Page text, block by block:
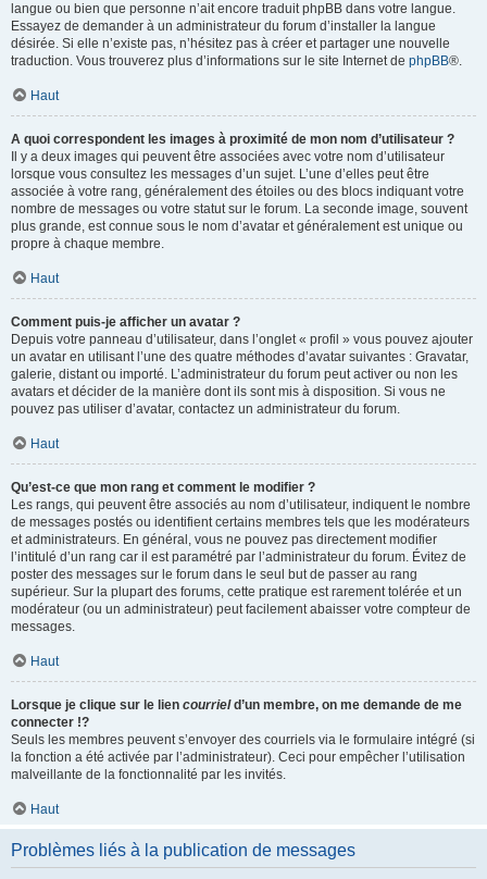
langue ou bien que personne n’ait encore traduit phpBB dans votre langue.
Essayez de demander à un administrateur du forum d’installer la langue
désirée. Si elle n’existe pas, n’hésitez pas à créer et partager une nouvelle
traduction. Vous trouverez plus d’informations sur le site Internet de phpBB®.
Haut
A quoi correspondent les images à proximité de mon nom d’utilisateur ?
Il y a deux images qui peuvent être associées avec votre nom d’utilisateur
lorsque vous consultez les messages d’un sujet. L’une d’elles peut être
associée à votre rang, généralement des étoiles ou des blocs indiquant votre
nombre de messages ou votre statut sur le forum. La seconde image, souvent
plus grande, est connue sous le nom d’avatar et généralement est unique ou
propre à chaque membre.
Haut
Comment puis-je afficher un avatar ?
Depuis votre panneau d’utilisateur, dans l’onglet « profil » vous pouvez ajouter
un avatar en utilisant l’une des quatre méthodes d’avatar suivantes : Gravatar,
galerie, distant ou importé. L’administrateur du forum peut activer ou non les
avatars et décider de la manière dont ils sont mis à disposition. Si vous ne
pouvez pas utiliser d’avatar, contactez un administrateur du forum.
Haut
Qu’est-ce que mon rang et comment le modifier ?
Les rangs, qui peuvent être associés au nom d’utilisateur, indiquent le nombre
de messages postés ou identifient certains membres tels que les modérateurs
et administrateurs. En général, vous ne pouvez pas directement modifier
l’intitulé d’un rang car il est paramétré par l’administrateur du forum. Évitez de
poster des messages sur le forum dans le seul but de passer au rang
supérieur. Sur la plupart des forums, cette pratique est rarement tolérée et un
modérateur (ou un administrateur) peut facilement abaisser votre compteur de
messages.
Haut
Lorsque je clique sur le lien courrield’un membre, on me demande de me
connecter !?
Seuls les membres peuvent s’envoyer des courriels via le formulaire intégré (si
la fonction a été activée par l’administrateur). Ceci pour empêcher l’utilisation
malveillante de la fonctionnalité par les invités.
Haut
Problèmes liés à la publication de messages